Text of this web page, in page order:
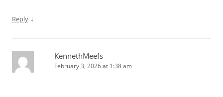
Reply ↓
KennethMeefs
February 3, 2026 at 1:38 am